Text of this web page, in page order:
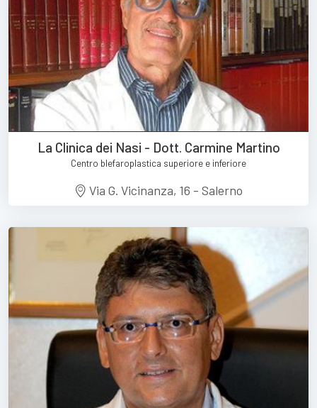
La Clinica dei Nasi - Dott. Carmine Martino
Centro blefaroplastica superiore e inferiore
Via G. Vicinanza, 16 - Salerno